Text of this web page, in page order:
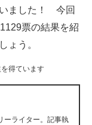
ました！ 今回
票の結果を紹
ょう。
得ています
ーライター。記事執